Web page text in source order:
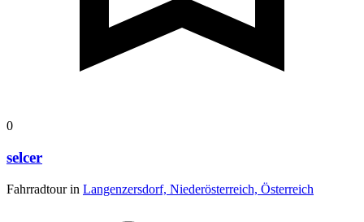
0
selcer
Fahrradtour in Langenzersdorf, Niederösterreich, Österreich